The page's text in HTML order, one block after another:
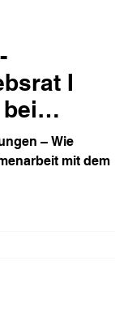
I
– Wie
mit dem